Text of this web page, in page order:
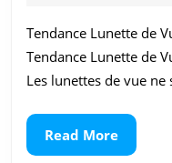
Tendance Lunette de
Tendance Lunette de
Les lunettes de vue
Read MoreRead
More